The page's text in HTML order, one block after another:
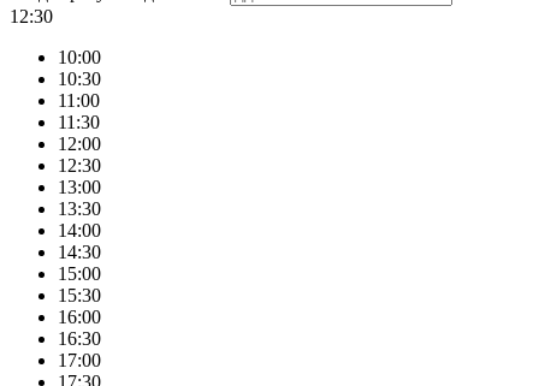
12:30
10:00
10:30
11:00
11:30
12:00
12:30
13:00
13:30
14:00
14:30
15:00
15:30
16:00
16:30
17:00
17:30